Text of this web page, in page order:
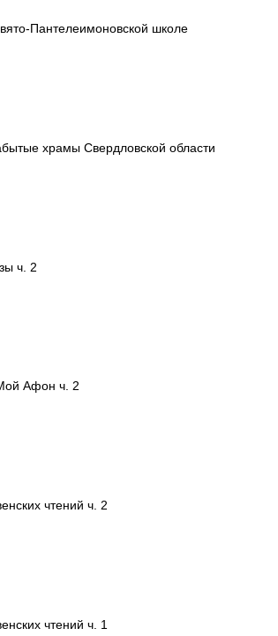
Пантелеимоновской школе
храмы Свердловской области
ч. 2
Афон ч. 2
чтений ч. 2
чтений ч. 1